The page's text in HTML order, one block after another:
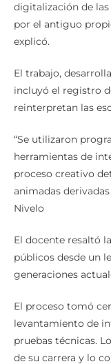
digitalización de
por el antiguo
explicó.
El trabajo,
incluyó el registro
reinterpretan las
“Se utilizaron
herramientas de
proceso creativo
animadas
Nivelo
El docente resaltó
públicos desde un
generaciones
El proceso tomó
levantamiento de
pruebas técnicas.
de su carrera y lo